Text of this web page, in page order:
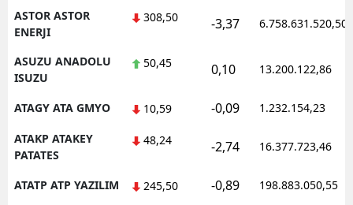
ASTOR ASTOR
ENERJI
308,50 -3,37 6.758.631.520,50
ASUZU ANADOLU
ISUZU
50,45 0,10 13.200.122,86
ATAGY ATA GMYO 10,59 -0,09 1.232.154,23
ATAKP ATAKEY
PATATES
48,24 -2,74 16.377.723,46
ATATP ATP YAZILIM 245,50 -0,89 198.883.050,55